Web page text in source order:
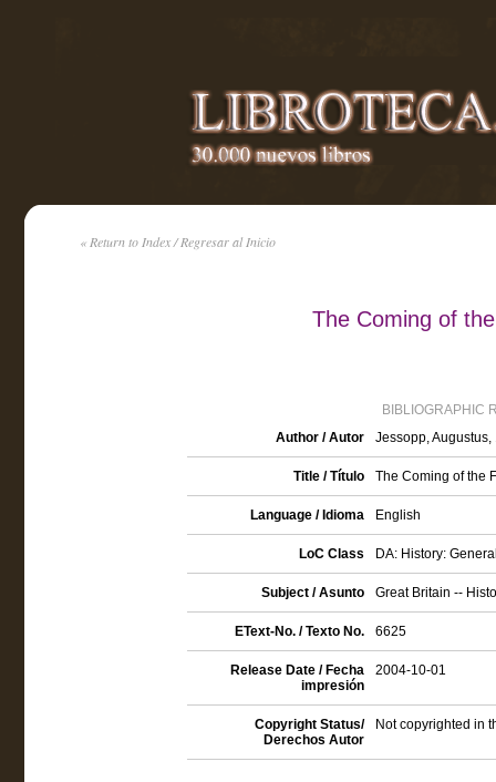
« Return to Index / Regresar al Inicio
The Coming of
BIBLIOGRAPHIC
Author / Autor
Jessopp,
Title / Título The Coming of the
Language / Idioma English
LoC Class DA: History:
Subject / Asunto Great Britain --
EText-No. / Texto No. 6625
Release Date / Fecha
impresión
2004-10-01
Copyright Status/
Derechos Autor
Not copyrighted in